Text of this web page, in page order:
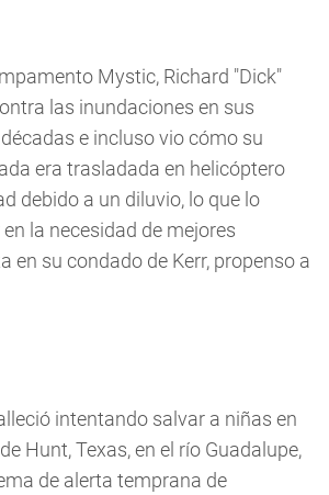
Mystic, Richard "Dick"
las inundaciones en sus
e incluso vio cómo su
era trasladada en helicóptero
debido a un diluvio, lo que lo
la necesidad de mejores
en su condado de Kerr, propenso a
intentando salvar a niñas en
Hunt, Texas, en el río Guadalupe,
de alerta temprana de